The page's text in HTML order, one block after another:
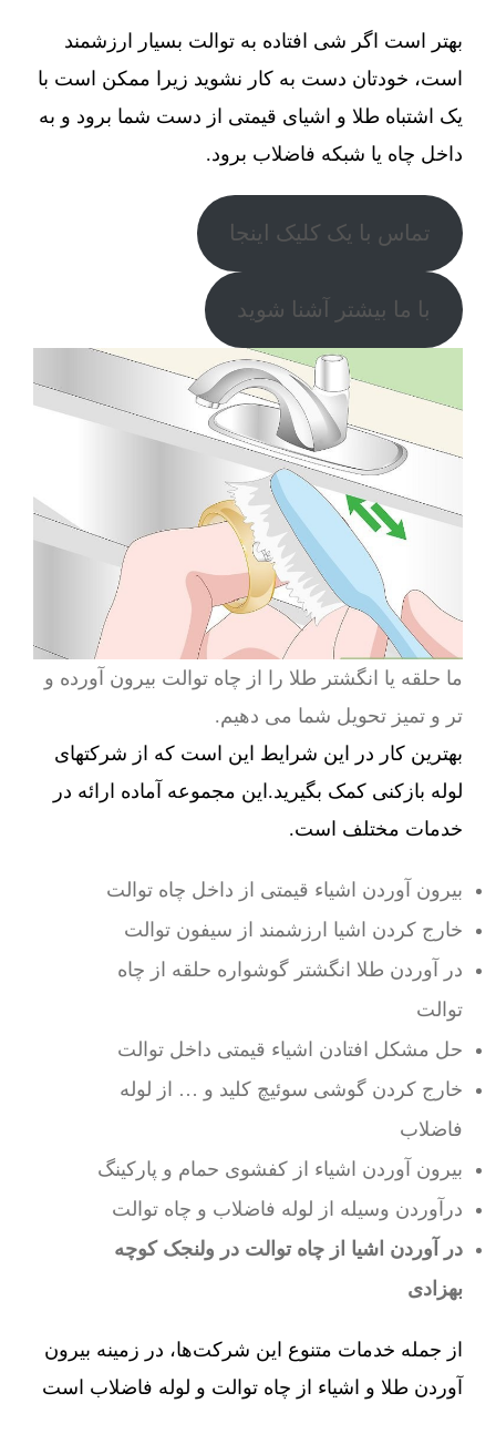
بهتر است اگر شی افتاده به توالت بسیار ارزشمند
است، خودتان دست به کار نشوید زیرا ممکن است با
یک اشتباه طلا و اشیای قیمتی از دست شما برود و به
داخل چاه یا شبکه فاضلاب برود.
تماس با یک کلیک اینجا
با ما بیشتر آشنا شوید
ما حلقه یا انگشتر طلا را از چاه توالت بیرون آورده و
تر و تمیز تحویل شما می دهیم.
بهترین کار در این شرایط این است که از شرکتهای
لوله بازکنی کمک بگیرید.این مجموعه آماده ارائه در
خدمات مختلف است.
بیرون آوردن اشیاء قیمتی از داخل چاه توالت
خارج کردن اشیا ارزشمند از سیفون توالت
در آوردن طلا انگشتر گوشواره حلقه از چاه
توالت
حل مشکل افتادن اشیاء قیمتی داخل توالت
خارج کردن گوشی سوئیچ کلید و … از لوله
فاضلاب
بیرون آوردن اشیاء از کفشوی حمام و پارکینگ
درآوردن وسیله از لوله فاضلاب و چاه توالت
در آوردن اشیا از چاه توالت در ولنجک کوچه
بهزادی
از جمله خدمات متنوع این شرکت‌ها، در زمینه بیرون
آوردن طلا و اشیاء از چاه توالت و لوله فاضلاب است